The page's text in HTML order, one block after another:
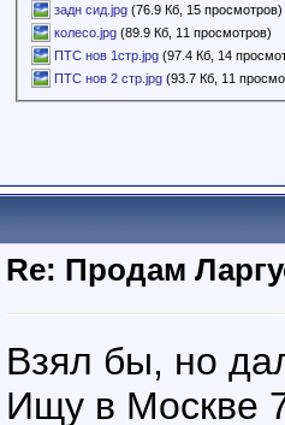
задн сид.jpg (76.9 Кб, 15 просмотров)
колесо.jpg (89.9 Кб, 11 просмотров)
ПТС нов 1стр.jpg (97.4 Кб, 14
ПТС нов 2 стр.jpg (93.7 Кб, 11
Re: Продам
Взял бы, но
Ищу в Москве